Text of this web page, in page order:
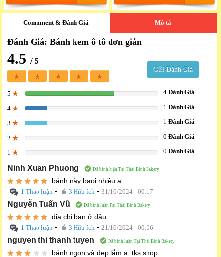
Conmment & Đánh Giá Mô tả
Đánh Giá: Bánh kem ô tô đơn giản
4.5 / 5
Gửi Đánh Giá
5 66.666666666667% 4Đánh Giá
4 16.666666666667% 1Đánh Giá
3 16.666666666667% 1Đánh Giá
2 0Đánh Giá
1 0Đánh Giá
Ninh Xuan Phuong Đã bình luận Tại Thái Bình Bakery
bánh này baoi nhiêu ạ
1 Thảo luận • 3 Hữu ích • 31/10/2024 - 00:17
Nguyễn Tuấn Vũ Đã bình luận Tại Thái Bình Bakery
địa chỉ bạn ở đâu
1 Thảo luận • 3 Hữu ích • 21/10/2024 - 00:06
nguyen thi thanh tuyen Đã bình luận Tại Thái Bình Bakery
bánh ngon và đẹp lắm ạ. tks shop